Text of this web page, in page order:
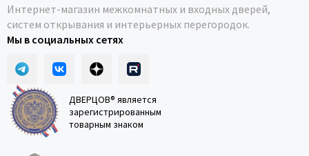
Интернет-магазин межкомнатных и входных дверей,
систем открывания и интерьерных перегородок.
Мы в социальных сетях
ДВЕРЦОВ® является
зарегистрированным
товарным знаком